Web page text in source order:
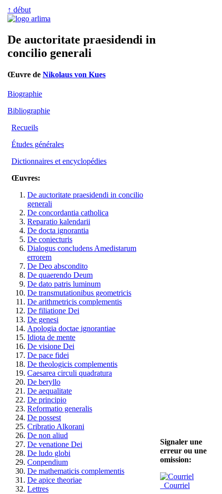
↑ début
De auctoritate praesidendi in
concilio generali
Œuvre de Nikolaus von Kues
Biographie
Bibliographie
Recueils
Études générales
Dictionnaires et encyclopédies
Œuvres:
De auctoritate praesidendi in concilio
generali
De concordantia catholica
Reparatio kalendarii
De docta ignorantia
De coniecturis
Dialogus concludens Amedistarum
errorem
De Deo abscondito
De quaerendo Deum
De dato patris luminum
De transmutationibus geometricis
De arithmetricis complementis
De filiatione Dei
De genesi
Apologia doctae ignorantiae
Idiota de mente
De visione Dei
De pace fidei
De theologicis complementis
Caesarea circuli quadratura
De beryllo
De aequalitate
De principio
Reformatio generalis
De possest
Cribratio Alkorani
De non aliud
De venatione Dei
De ludo globi
Conpendium
De mathematicis complementis
De apice theoriae
Lettres
Signaler une
erreur ou une
omission:
Courriel